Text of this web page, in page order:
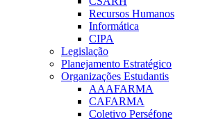
Recursos Humanos
Informática
CIPA
Legislação
Planejamento Estratégico
Organizações Estudantis
AAAFARMA
CAFARMA
Coletivo Perséfone